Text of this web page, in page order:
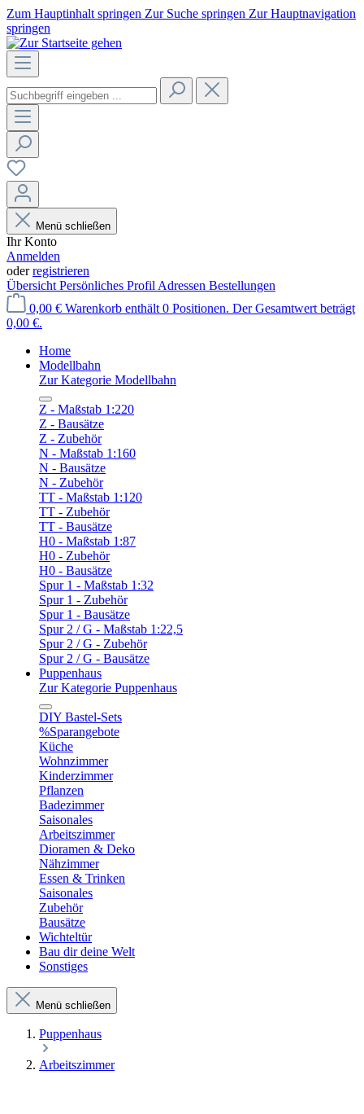
Zum Hauptinhalt springen Zur Suche springen Zur Hauptnavigation
springen
Menü schließen
Ihr Konto
Anmelden
oderregistrieren
Übersicht Persönliches Profil Adressen Bestellungen
0,00 € Warenkorb enthält 0 Positionen. Der Gesamtwert beträgt
0,00 €.
Home
Modellbahn
Zur Kategorie Modellbahn
Z - Maßstab 1:220
Z - Bausätze
Z - Zubehör
N - Maßstab 1:160
N - Bausätze
N - Zubehör
TT - Maßstab 1:120
TT - Zubehör
TT - Bausätze
H0 - Maßstab 1:87
H0 - Zubehör
H0 - Bausätze
Spur 1 - Maßstab 1:32
Spur 1 - Zubehör
Spur 1 - Bausätze
Spur 2 / G - Maßstab 1:22,5
Spur 2 / G - Zubehör
Spur 2 / G - Bausätze
Puppenhaus
Zur Kategorie Puppenhaus
DIY Bastel-Sets
%Sparangebote
Küche
Wohnzimmer
Kinderzimmer
Pflanzen
Badezimmer
Saisonales
Arbeitszimmer
Dioramen & Deko
Nähzimmer
Essen & Trinken
Saisonales
Zubehör
Bausätze
Wichteltür
Bau dir deine Welt
Sonstiges
Menü schließen
Puppenhaus
Arbeitszimmer